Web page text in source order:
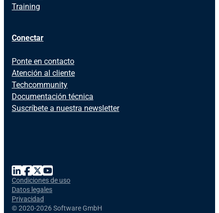
Training
Conectar
Ponte en contacto
Atención al cliente
Techcommunity
Documentación técnica
Suscríbete a nuestra newsletter
©2020-2026 Software GmbH
Condiciones de uso
Datos legales
Privacidad